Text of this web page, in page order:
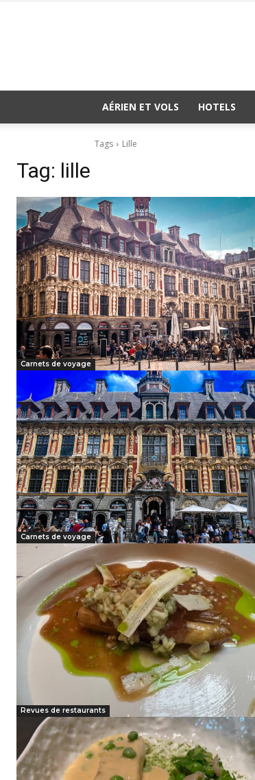
AÉRIEN ET VOLS HOTELS
Tags Lille
Tag: lille
Carnets de voyage
Carnets de voyage
Revues de restaurants